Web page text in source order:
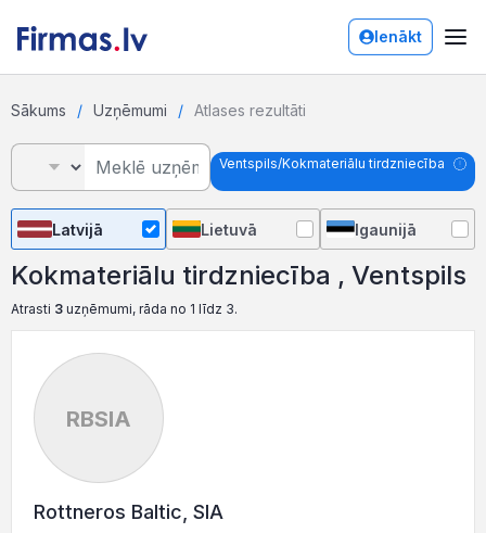
Ienākt
Sākums Uzņēmumi Atlases rezultāti
Ventspils/Kokmateriālu tirdzniecība
Latvijā Lietuvā Igaunijā
Kokmateriālu tirdzniecība , Ventspils
Atrasti 3 uzņēmumi, rāda no 1 līdz 3.
RBSIA
Rottneros Baltic, SIA